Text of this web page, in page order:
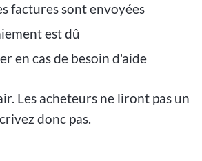
factures sont envoyées
est dû
en cas de besoin d'aide
Les acheteurs ne liront pas un
donc pas.